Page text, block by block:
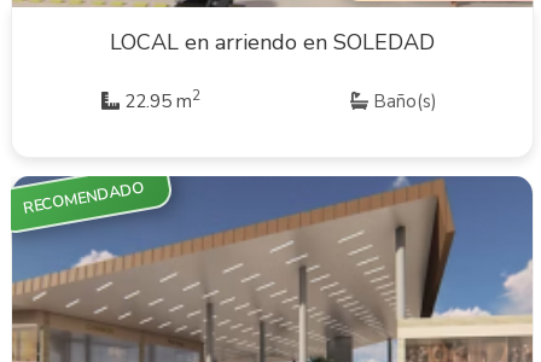
LOCAL en arriendo en SOLEDAD
22.95 m2 Baño(s)
VER INMUEBLE
RECOMENDADO